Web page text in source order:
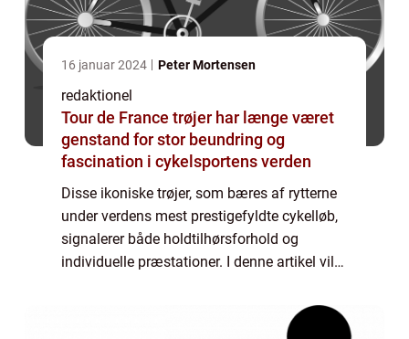
16 januar 2024 Peter Mortensen
redaktionel
Tour de France trøjer har længe været
genstand for stor beundring og
fascination i cykelsportens verden
Disse ikoniske trøjer, som bæres af rytterne
under verdens mest prestigefyldte cykelløb,
signalerer både holdtilhørsforhold og
individuelle præstationer. I denne artikel vil